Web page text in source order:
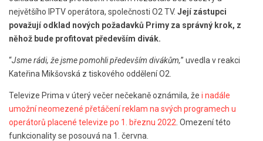
největšího IPTV operátora, společnosti O2 TV. Její zástupci
považují odklad nových požadavků Primy za správný krok, z
něhož bude profitovat především divák.
“Jsme rádi, že jsme pomohli především divákům,” uvedla v reakci
Kateřina Mikšovská z tiskového oddělení O2.
Televize Prima v úterý večer nečekaně oznámila, že i nadále
umožní neomezené přetáčení reklam na svých programech u
operátorů placené televize po 1. březnu 2022 . Omezení této
funkcionality se posouvá na 1. června.